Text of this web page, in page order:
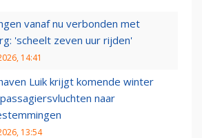
vanaf nu verbonden met
'scheelt zeven uur rijden'
14:41
Luik krijgt komende winter
naar
13:54